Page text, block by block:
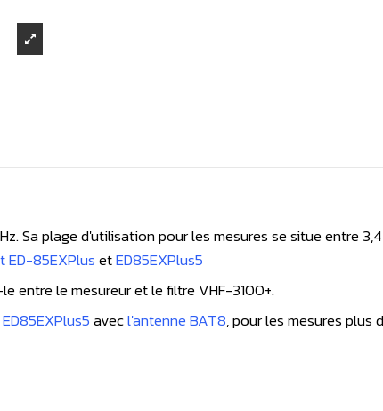
Sa plage d'utilisation pour les mesures se situe entre
ED-85EXPlusetED85EXPlus5
entre le mesureur et le filtre VHF-3100+.
ED85EXPlus5avecl'antenne BAT8, pour les mesures plus